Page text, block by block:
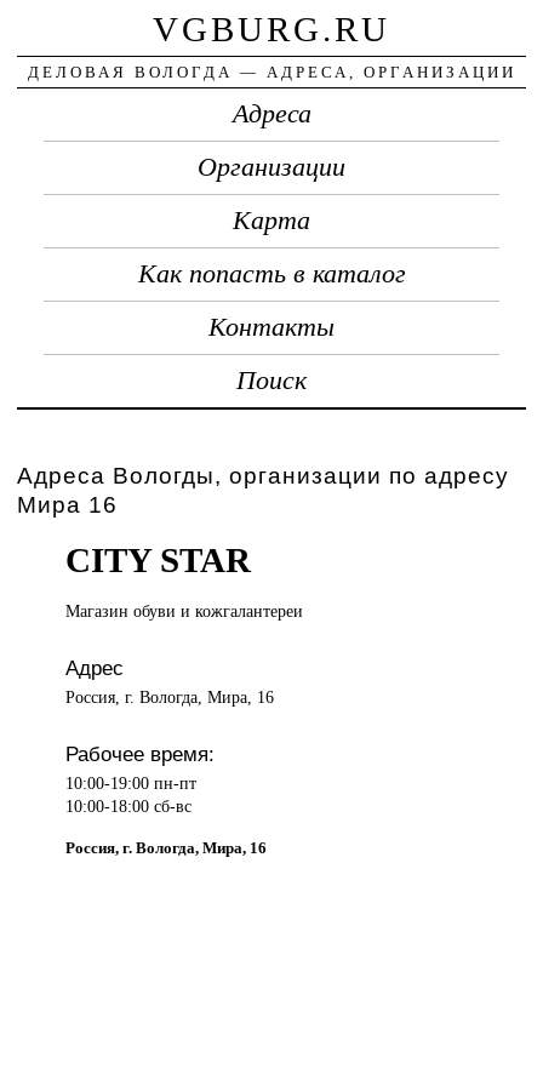
VGBURG.RU
ДЕЛОВАЯ ВОЛОГДА — АДРЕСА, ОРГАНИЗАЦИИ
Адреса
Организации
Карта
Как попасть в каталог
Контакты
Поиск
Адреса Вологды, организации по адресу
Мира 16
CITY STAR
Магазин обувии кожгалантереи
Адрес
Россия, г. Вологда, Мира, 16
Рабочее время:
10:00-19:00 пн-пт
10:00-18:00 сб-вс
Россия, г. Вологда, Мира, 16